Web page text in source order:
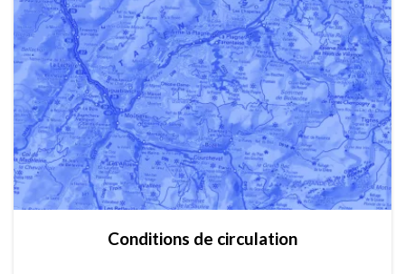
Conditions de circulation